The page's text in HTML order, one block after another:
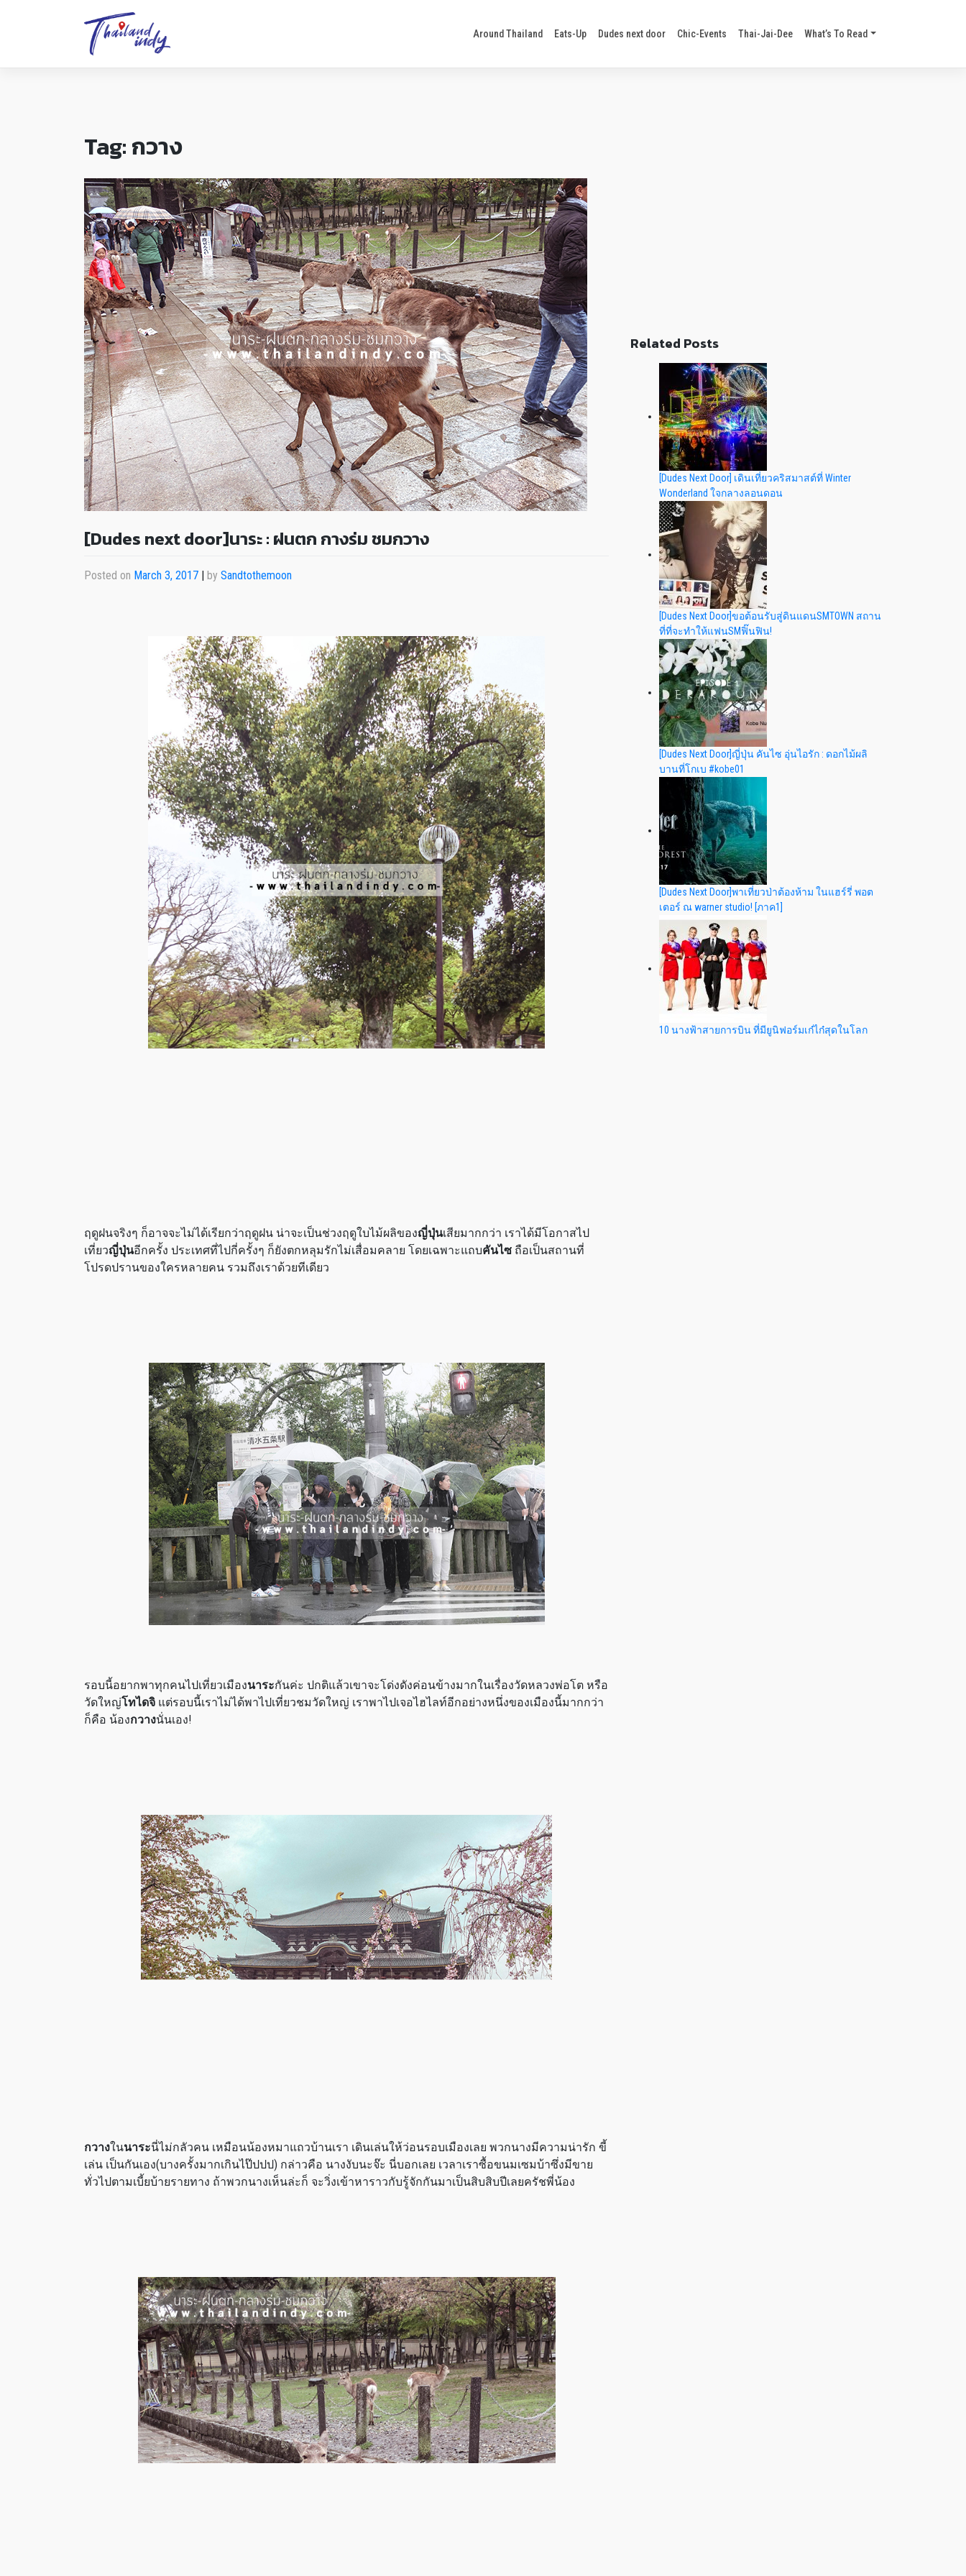
Around Thailand Eats-Up Dudes next door Chic-Events Thai-Jai-Dee What’s To Read
Tag:กวาง
[Dudes next door]นาระ : ฝนตก กางร่ม ชมกวาง
Posted on March 3, 2017 | by Sandtothemoon
ฤดูฝนจริงๆ ก็อาจจะไม่ได้เรียกว่าฤดูฝน น่าจะเป็นช่วงฤดูใบไม้ผลิของญี่ปุ่นเสียมากกว่า เราได้มีโอกาสไป
เที่ยวญี่ปุ่นอีกครั้ง ประเทศที่ไปกี่ครั้งๆ ก็ยังตกหลุมรักไม่เสื่อมคลาย โดยเฉพาะแถบคันไซ ถือเป็นสถานที่
โปรดปรานของใครหลายคน รวมถึงเราด้วยทีเดียว
รอบนี้อยากพาทุกคนไปเที่ยวเมืองนาระกันค่ะ ปกติแล้วเขาจะโด่งดังค่อนข้างมากในเรื่องวัดหลวงพ่อโต หรือ
วัดใหญ่โทไดจิ แต่รอบนี้เราไม่ได้พาไปเที่ยวชมวัดใหญ่ เราพาไปเจอไฮไลท์อีกอย่างหนึ่งของเมืองนี้มากกว่า
ก็คือ น้องกวางนั่นเอง!
กวางในนาระนี่ไม่กลัวคน เหมือนน้องหมาแถวบ้านเรา เดินเล่นให้ว่อนรอบเมืองเลย พวกนางมีความน่ารัก ขี้
เล่น เป็นกันเอง(บางครั้งมากเกินไป๊ปปป) กล่าวคือ นางงับนะจ๊ะ นี่บอกเลย เวลาเราซื้อขนมเซมบ้าซึ่งมีขาย
ทั่วไปตามเบี้ยบ้ายรายทาง ถ้าพวกนางเห็นล่ะก็ จะวิ่งเข้าหาราวกับรู้จักกันมาเป็นสิบสิบปีเลยครัชพี่น้อง
Related Posts
[Dudes Next Door] เดินเที่ยวคริสมาสต์ที่ Winter
Wonderland ใจกลางลอนดอน
[Dudes Next Door]ขอต้อนรับสู่ดินแดนSMTOWN สถาน
ที่ที่จะทำให้แฟนSMฟิ๊นฟิน!
[Dudes Next Door]ญี่ปุ่น คันไซ อุ่นไอรัก : ดอกไม้ผลิ
บานที่โกเบ #kobe01
[Dudes Next Door]พาเที่ยวป่าต้องห้าม ในแฮร์รี่ พอต
เตอร์ ณ warner studio! [ภาค1]
10 นางฟ้าสายการบิน ที่มียูนิฟอร์มเก๋ไก๋สุดในโลก